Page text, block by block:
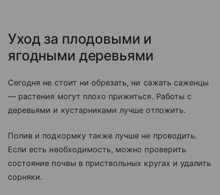
Уход за плодовыми и
ягодными деревьями
Сегодня не стоит ни обрезать, ни сажать саженцы
— растения могут плохо прижиться. Работы с
деревьями и кустарниками лучше отложить.
Полив и подкормку также лучше не проводить.
Если есть необходимость, можно проверить
состояние почвы в приствольных кругах и удалить
сорняки.